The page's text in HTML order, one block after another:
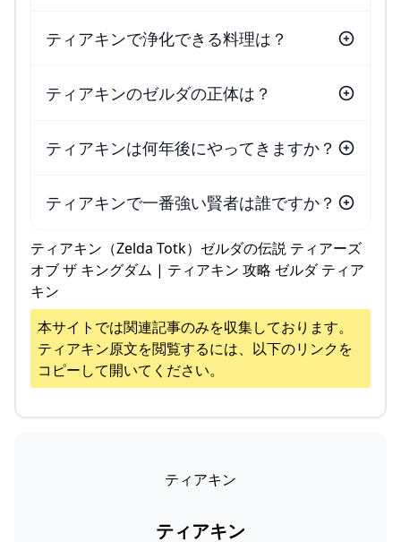
ティアキンで浄化できる料理は？
ティアキンのゼルダの正体は？
ティアキンは何年後にやってきますか？
ティアキンで一番強い賢者は誰ですか？
ティアキン（Zelda Totk）ゼルダの伝説 ティアーズ
オブ ザ キングダム | ティアキン 攻略 ゼルダ ティア
キン
本サイトでは関連記事のみを収集しております。
ティアキン原文を閲覧するには、以下のリンクを
コピーして開いてください。
ティアキン
ティアキン